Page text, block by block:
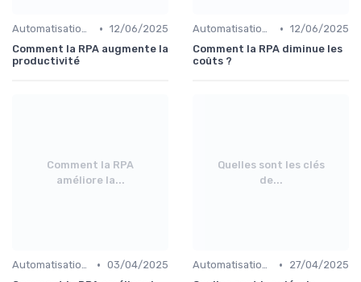
Automatisation et RPA • 12/06/2025
Comment la RPA augmente la
productivité
Automatisation et RPA • 12/06/2025
Comment la RPA diminue les
coûts ?
Comment la RPA
améliore la...
Automatisation et RPA • 03/04/2025
Quelles sont les clés
de...
Automatisation et RPA •
27/04/2025